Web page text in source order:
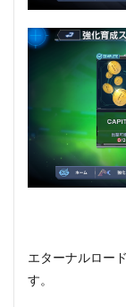
エターナルロー
す。